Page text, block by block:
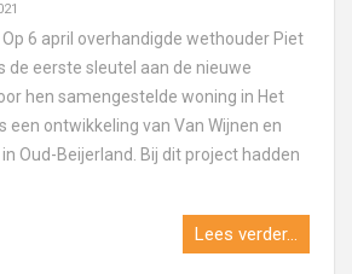
Op 6 april overhandigde wethouder Piet
de eerste sleutel aan de nieuwe
hen samengestelde woning in Het
een ontwikkeling van Van Wijnen en
Oud-Beijerland. Bij dit project hadden
Lees verder...